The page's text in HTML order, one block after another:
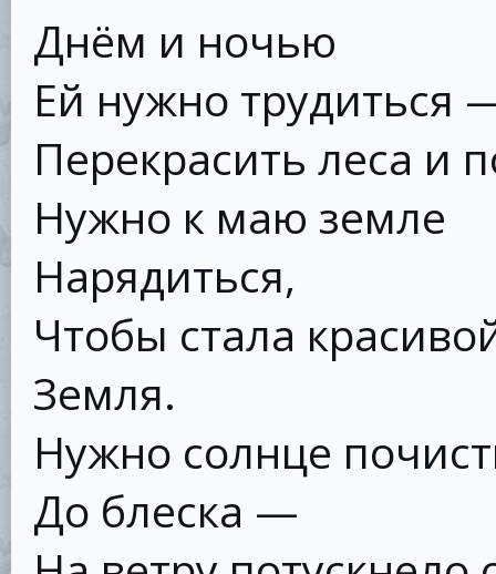
Днём и ночью
Ей нужно трудиться
Перекрасить леса и
Нужно к маю земле
Нарядиться,
Чтобы стала
Земля.
Нужно солнце
До блеска —